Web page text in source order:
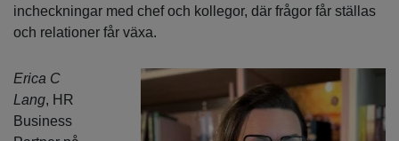
incheckningar med chef och kollegor, där frågor får ställas
och relationer får växa.
Erica C
Lang, HR
Business